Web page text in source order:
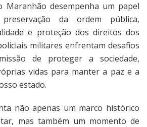
Maranhão desempenha um papel
da ordem pública,
e proteção dos direitos dos
militares enfrentam desafios
de proteger a sociedade,
vidas para manter a paz e a
estado.
não apenas um marco histórico
mas também um momento de